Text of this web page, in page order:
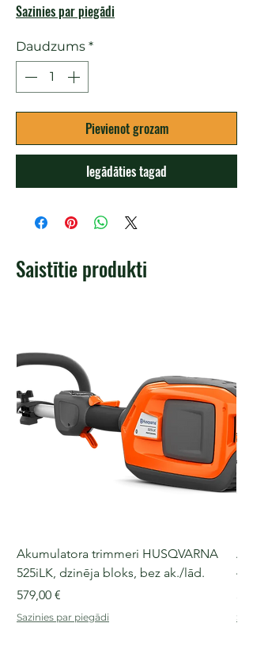
Sazinies par piegādi
Daudzums *
Pievienot grozam
Iegādāties tagad
Saistītie produkti
Akumulatora trimmeri HUSQVARNA
525iLK, dzinēja bloks, bez ak./lād.
Cena
579,00 €
Sazinies par piegādi